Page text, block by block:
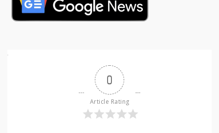
0
Article Rating